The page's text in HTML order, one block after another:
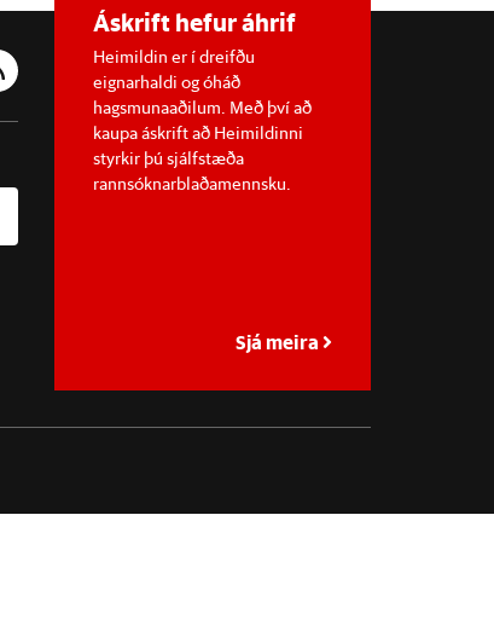
Áskrift hefur áhrif
Heimildin er í dreifðu
eignarhaldi og óháð
hagsmunaaðilum. Með því að
kaupa áskrift að Heimildinni
styrkir þú sjálfstæða
rannsóknarblaðamennsku.
Sjá meira